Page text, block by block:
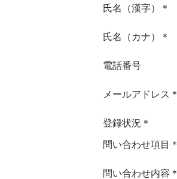
氏名（漢字）＊
氏名（カナ）＊
電話番号
メールアドレス＊
登録状況＊
問い合わせ項目＊
問い合わせ内容＊